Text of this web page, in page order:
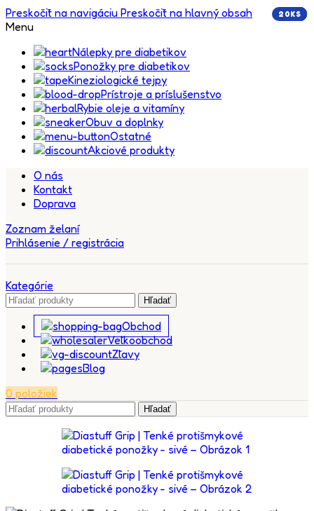
Preskočiť na navigáciu Preskočiť na hlavný obsah
Menu
Nálepky pre diabetikov
Ponožky pre diabetikov
Kineziologické tejpy
Prístroje a príslušenstvo
Rybie oleje a vitamíny
Obuv a doplnky
Ostatné
Akciové produkty
O nás
Kontakt
Doprava
Zoznam želaní
Prihlásenie / registrácia
Kategórie
Hľadať
Obchod
Veľkoobchod
Zľavy
Blog
0 položiek
Hľadať
5KS
5KS
5KS
5KS
5KS
5KS
5KS
5KS
5KS
5KS
20KS